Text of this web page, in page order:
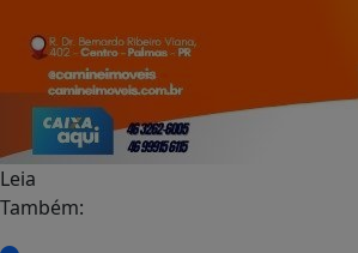
Leia
Também: